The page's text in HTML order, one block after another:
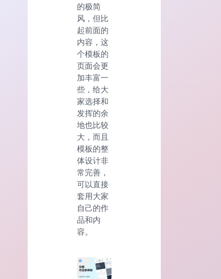
的极简
风，但比
起前面的
内容，这
个模板的
页面会更
加丰富一
些，给大
家选择和
发挥的余
地也比较
大，而且
模板的整
体设计非
常完善，
可以直接
套用大家
自己的作
品和内
容。